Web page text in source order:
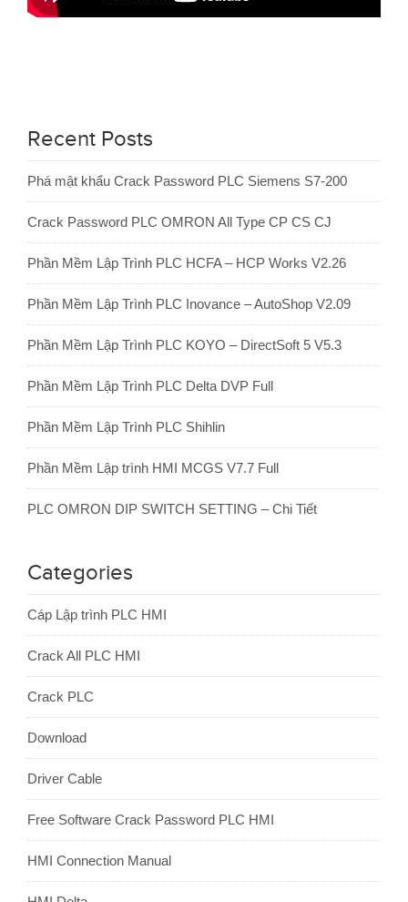
Recent Posts
Phá mật khẩu Crack Password PLC Siemens S7-200
Crack Password PLC OMRON All Type CP CS CJ
Phần Mềm Lập Trình PLC HCFA – HCP Works V2.26
Phần Mềm Lập Trình PLC Inovance – AutoShop V2.09
Phần Mềm Lập Trình PLC KOYO – DirectSoft 5 V5.3
Phần Mềm Lập Trình PLC Delta DVP Full
Phần Mềm Lập Trình PLC Shihlin
Phần Mềm Lập trình HMI MCGS V7.7 Full
PLC OMRON DIP SWITCH SETTING – Chi Tiết
Categories
Cáp Lập trình PLC HMI
Crack All PLC HMI
Crack PLC
Download
Driver Cable
Free Software Crack Password PLC HMI
HMI Connection Manual